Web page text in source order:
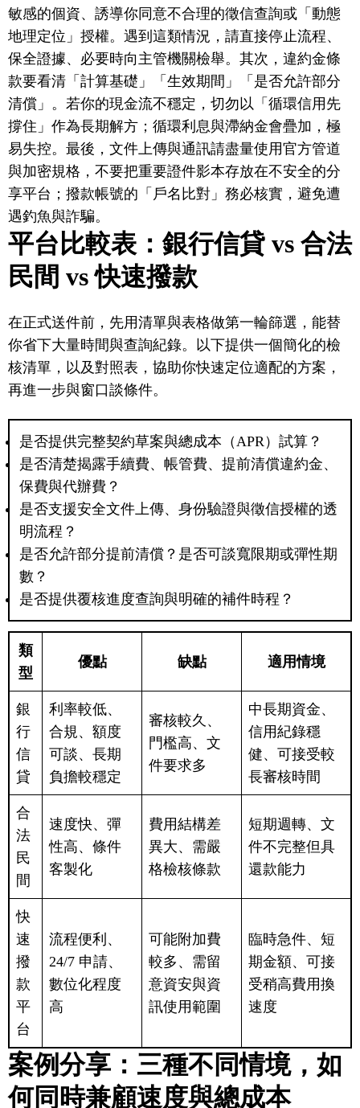
敏感的個資、誘導你同意不合理的徵信查詢或「動態
地理定位」授權。遇到這類情況，請直接停止流程、
保全證據、必要時向主管機關檢舉。其次，違約金條
款要看清「計算基礎」「生效期間」「是否允許部分
清償」。若你的現金流不穩定，切勿以「循環信用先
撐住」作為長期解方；循環利息與滯納金會疊加，極
易失控。最後，文件上傳與通訊請盡量使用官方管道
與加密規格，不要把重要證件影本存放在不安全的分
享平台；撥款帳號的「戶名比對」務必核實，避免遭
遇釣魚與詐騙。
平台比較表：銀行信貸 vs 合法
民間 vs 快速撥款
在正式送件前，先用清單與表格做第一輪篩選，能替
你省下大量時間與查詢紀錄。以下提供一個簡化的檢
核清單，以及對照表，協助你快速定位適配的方案，
再進一步與窗口談條件。
是否提供完整契約草案與總成本（APR）試算？
是否清楚揭露手續費、帳管費、提前清償違約金、
保費與代辦費？
是否支援安全文件上傳、身份驗證與徵信授權的透
明流程？
是否允許部分提前清償？是否可談寬限期或彈性期
數？
是否提供覆核進度查詢與明確的補件時程？
類
型
優點 缺點 適用情境
銀
行
信
貸
利率較低、
合規、額度
可談、長期
負擔較穩定
審核較久、
門檻高、文
件要求多
中長期資金、
信用紀錄穩
健、可接受較
長審核時間
合
法
民
間
速度快、彈
性高、條件
客製化
費用結構差
異大、需嚴
格檢核條款
短期週轉、文
件不完整但具
還款能力
快
速
撥
款
平
台
流程便利、
24/7 申請、
數位化程度
高
可能附加費
較多、需留
意資安與資
訊使用範圍
臨時急件、短
期金額、可接
受稍高費用換
速度
案例分享：三種不同情境，如
何同時兼顧速度與總成本